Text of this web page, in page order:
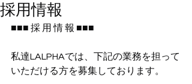
採用情報
■■■ 採 用 情 報 ■■■
私達LALPHAでは、下記の業務を担って
いただける方を募集しております。